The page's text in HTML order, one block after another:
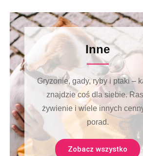
Inne
Gryzonie, gady, ryby i ptaki –
znajdzie coś dla siebie.
żywienie i wiele innych
porad.
Zobacz wszystko